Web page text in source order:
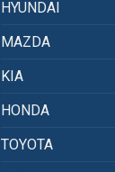
HYUNDAI
MAZDA
KIA
HONDA
TOYOTA